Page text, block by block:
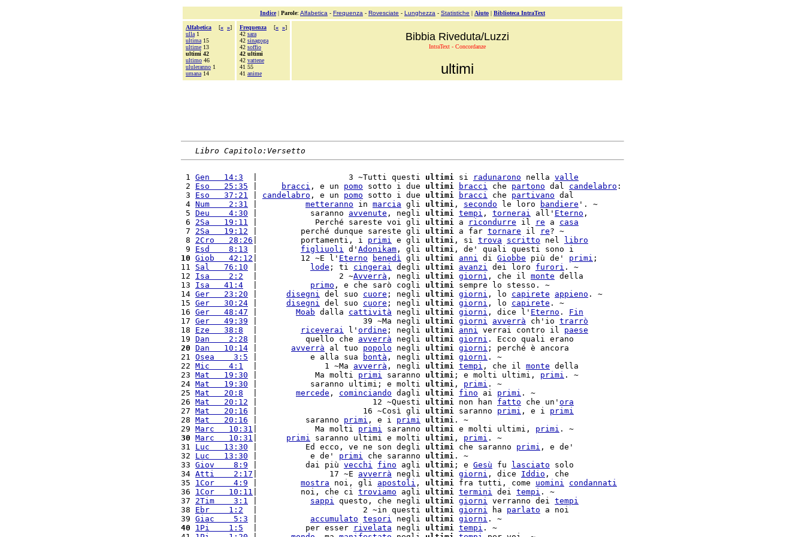
Indice| Parole: Alfabetica - Frequenza - Rovesciate - Lunghezza - Statistiche | Aiuto | Biblioteca IntraText
Alfabetica [« »]
ulla 1
ultima 15
ultime 13
ultimi 42
ultimo 46
ululeranno 1
umana 14
Frequenza [« »]
42 sara
42 sinagoga
42 soffio
42 ultimi
42 vattene
41 55
41 anime
Bibbia Riveduta/Luzzi
IntraText - Concordanze
ultimi
Libro Capitolo:Versetto
1 Gen   14:3
  |                   3 ~Tutti questi
ultimi si radunarono nella valle
2 Eso   25:35 bracci , e un pomo sotto i due ultimi bracci che partono dal candelabro :
3 Eso   37:21 candelabro , e un pomo sotto i due ultimi bracci che partivano dal
4 Num    2:31 metteranno in marcia gli ultimi , secondo le loro bandiere '. ~
5 Deu    4:30 |           saranno avvenute , negli ultimi tempi , tornerai all' Eterno ,
6 2Sa   19:11 |            Perché sareste voi gli ultimi a ricondurre il re a casa
7 2Sa   19:12 |         perché dunque sareste gli ultimi a far tornare il re? ~
8 2Cro   28:26 |         portamenti, i primi e gli ultimi , si trova scritto nel
libro
9 Esd    8:13 figliuoli d' Adonikam , gli ultimi
10 Giob   42:12 |         12 ~E l' Eterno benedì gli ultimi anni di Giobbe più de' primi ;
11 Sal   76:10 lode ; ti cingerai degli ultimi avanzi dei loro furori . ~
12 Isa    2:2
  |                 2 ~
Avverrà , negli ultimi giorni , che il monte della
13 Isa   41:4 primo , e che sarò cogli ultimi sempre lo stesso. ~
14 Ger   23:20 disegni del suo cuore ; negli ultimi giorni , lo capirete appieno . ~
15 Ger   30:24 disegni del suo cuore ; negli ultimi giorni , lo capirete . ~
16 Ger   48:47 Moab dalla cattività negli ultimi giorni , dice l' Eterno . Fin
17 Ger   49:39 |                      39 ~Ma negli ultimi giorni avverrà ch'io trarrò
18 Eze   38:8 riceverai l' ordine ; negli ultimi anni verrai contro il paese
19 Dan    2:28 |          quello che avverrà negli ultimi giorni
20 Dan   10:14 avverrà al tuo popolo negli ultimi giorni ; perché è ancora
21 Osea    3:5 |           e alla sua bontà , negli ultimi giorni . ~
22 Mic    4:1
  |              1 ~Ma
avverrà , negli ultimi tempi , che il monte della
23 Mat   19:30 |            Ma molti primi saranno ultimi ; e molti ultimi, primi . ~
24 Mat   19:30 |           saranno ultimi; e molti ultimi , primi . ~
25 Mat   20:8 mercede , cominciando dagli ultimi fino ai primi . ~
26 Mat   20:12 |                        12 ~Questi ultimi non han fatto che un' ora
27 Mat   20:16 |                      16 ~Così gli ultimi saranno primi , e i primi
28 Mat   20:16 |          saranno primi , e i primi ultimi . ~
29 Marc   10:31 |            Ma molti primi saranno ultimi e molti ultimi, primi
30 Marc   10:31 primi saranno ultimi e molti ultimi , primi . ~
31 Luc   13:30 |          Ed ecco, ve ne son degli ultimi che saranno primi , e de'
32 Luc   13:30 |           e de' primi che saranno ultimi . ~
33 Giov    8:9 |          dai più vecchi fino agli ultimi ; e Gesù fu lasciato solo
34 Atti    2:17 |               17 ~E avverrà negli ultimi giorni , dice Iddio , che
35 1Cor    4:9 mostra noi, gli apostoli , ultimi fra tutti, come uomini
condannati
36 1Cor   10:11 |         noi, che ci troviamo agli ultimi termini dei tempi . ~
37 2Tim    3:1 sappi questo, che negli ultimi giorni verranno dei tempi
38 Ebr    1:2
  |                      2 ~in questi
ultimi giorni ha parlato a noi
39 Giac    5:3 accumulato tesori negli ultimi giorni
40
1Pi    1:5
  |          per esser
rivelata negli ultimi tempi . ~